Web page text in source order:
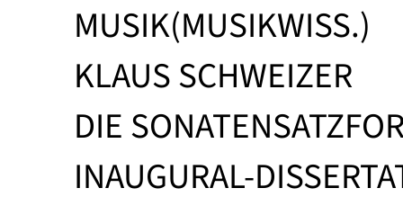
MUSIK(MUSIKWISS.)
KLAUS SCHWEIZER
DIE
INAUGURAL-